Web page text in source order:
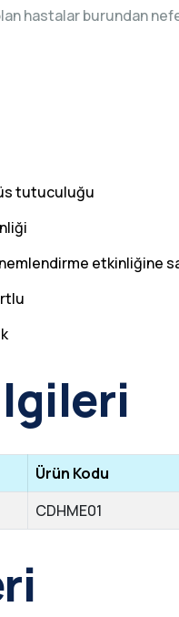
hastalar burundan
tutuculuğu
etkinliğine
Ürün Kodu
CDHME01